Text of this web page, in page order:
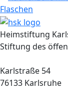
Heimstiftung
Stiftung des
Karlstraße 54
76133 Karlsruhe